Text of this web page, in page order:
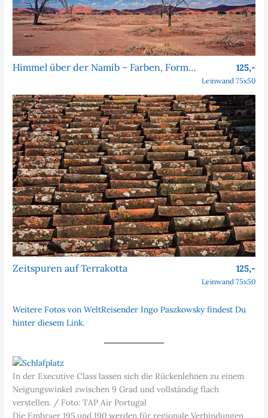
Himmel über der Namib – Farben, Formen, Faszination 125,-
Leinwand 75x50
Zeitspuren auf Terrakotta 125,-
Leinwand 75x50
Weitere Fotos von WeltReisender Ingo Paszkowsky findest Du
hinter diesem Link.
In der Executive Class lassen sich die Rückenlehnen zu einem
Neigungswinkel zwischen 9 Grad und vollständig flach
verstellen. / Foto: TAP Air Portugal
Die Embraer 195 und 190 werden für regionale Verbindungen